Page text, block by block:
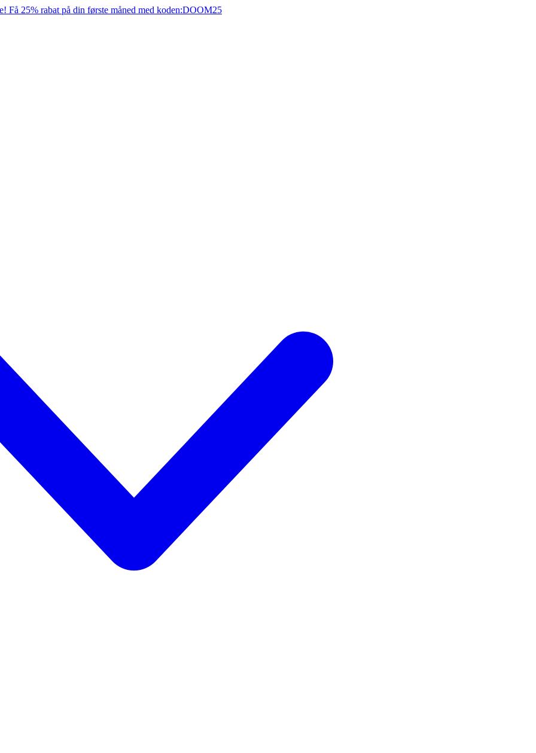
Få 25% rabat på din første måned med koden:DOOM25